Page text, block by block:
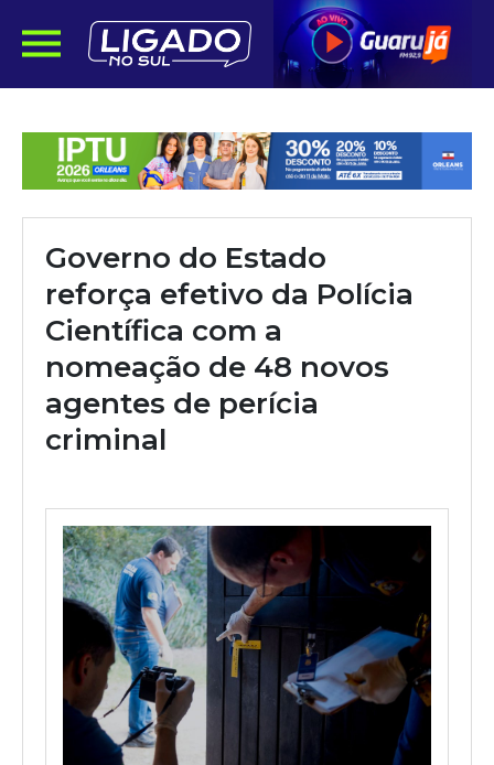
Governo do Estado
reforça efetivo da Polícia
Científica com a
nomeação de 48 novos
agentes de perícia
criminal